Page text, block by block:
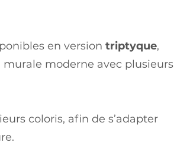
en version triptyque,
moderne avec plusieurs
coloris, afin de s’adapter